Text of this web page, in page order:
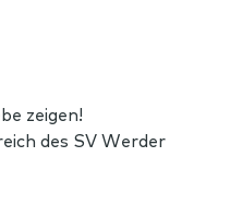
zeigen!
des SV Werder